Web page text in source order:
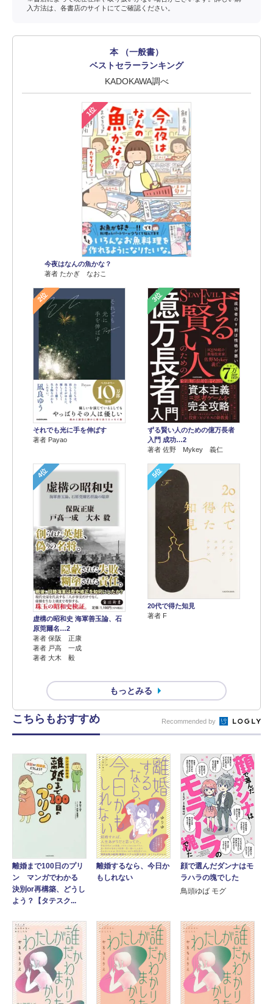
入方法は、各書店のサイトにてご確認ください。
本 （一般書）
ベストセラーランキング
KADOKAWA調べ
1位
今夜はなんの魚かな？
著者 たかぎ なおこ
2位
それでも光に手を伸ばす
著者 Payao
3位
ずる賢い人のための億万長者
入門 成功…2
著者 佐野 Mykey 義仁
4位
虚構の昭和史 海軍善玉論、石
原莞爾名…2
著者 保阪 正康
著者 戸高 一成
著者 大木 毅
5位
20代で得た知見
著者 F
もっとみる
こちらもおすすめ Recommended by
離婚まで100日のプリ
ン マンガでわかる
決別or再構築、どうし
よう？【タテスク...
離婚するなら、今日か
もしれない
顔で選んだダンナはモ
ラハラの塊でした
鳥頭ゆば モグ